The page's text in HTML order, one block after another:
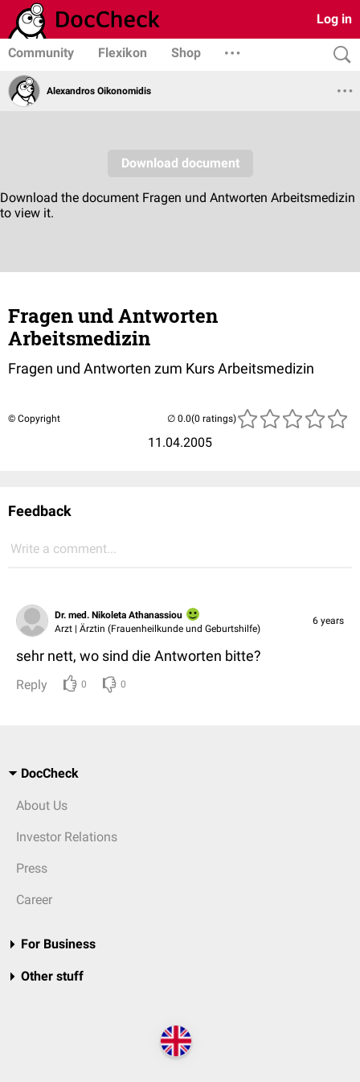
Log in
Community Flexikon Shop
Alexandros Oikonomidis
Fragen und Antworten
Arbeitsmedizin
Fragen und Antworten zum Kurs Arbeitsmedizin
© Copyright
11.04.2005
(0 ratings)
Feedback
Write a comment...
Dr. med. Nikoleta Athanassiou
Arzt | Ärztin (Frauenheilkunde und Geburtshilfe)
6 years
sehr nett, wo sind die Antworten bitte?
Reply 0 0
DocCheck
About Us
Investor Relations
Press
Career
For Business
Other stuff